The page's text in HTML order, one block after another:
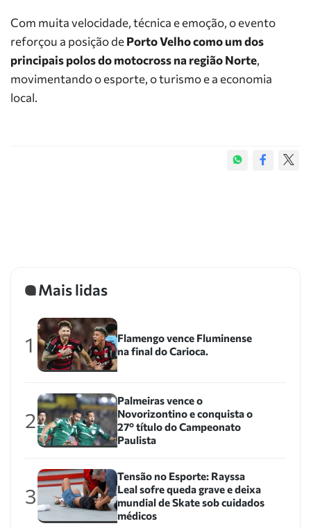
Com muita velocidade, técnica e emoção, o evento
reforçou a posição dePorto Velho como um dos
principais polos do motocross na região Norte,
movimentando o esporte, o turismo e a economia
local.
Mais lidas
1
Flamengo vence Fluminense
na final do Carioca.
2
Palmeiras vence o
Novorizontino e conquista o
27º título do Campeonato
Paulista
3
Tensão no Esporte: Rayssa
Leal sofre queda grave e deixa
mundial de Skate sob cuidados
médicos